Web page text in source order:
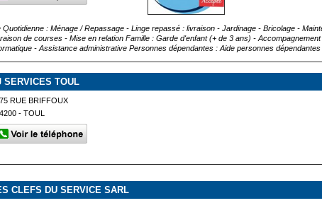
Quotidienne : Ménage / Repassage - Linge repassé : livraison - Jardinage - Bricolage -
de courses - Mise en relation Famille : Garde d'enfant (+ de 3 ans) -
- Assistance administrative Personnes dépendantes : Aide personnes dépendantes
SERVICES TOUL
RUE BRIFFOUX
- TOUL
CLEFS DU SERVICE SARL